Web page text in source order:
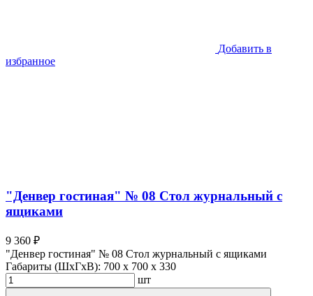
Добавить в
избранное
"Денвер гостиная" № 08 Стол журнальный с
ящиками
9 360 ₽
"Денвер гостиная" № 08 Стол журнальный с ящиками
Габариты (ШхГхВ): 700 x 700 x 330
шт